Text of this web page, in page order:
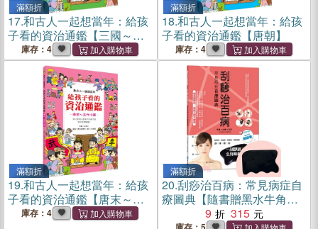
滿額折
17.和古人一起想當年：給孩
子看的資治通鑑【三國～唐
朝】庫存：4
滿額折
18.和古人一起想當年：給孩
子看的資治通鑑【唐朝】
庫存：4
滿額折
19.和古人一起想當年：給孩
子看的資治通鑑【唐末～五
代十國】
庫存：4
滿額折
20.刮痧治百病：常見病症自
療圖典【隨書贈黑水牛角刮
9 315